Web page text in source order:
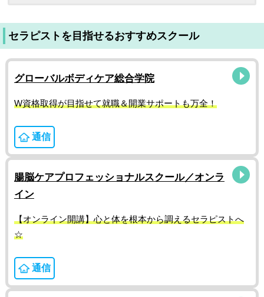
セラピストを目指せるおすすめスクール
グローバルボディケア総合学院
W資格取得が目指せて就職＆開業サポートも万全！
通信
腸脳ケアプロフェッショナルスクール／オンラ
イン
【オンライン開講】心と体を根本から調えるセラピストへ
☆
通信